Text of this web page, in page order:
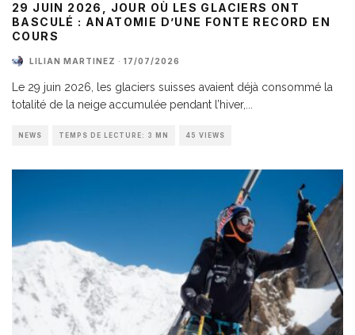
29 JUIN 2026, JOUR OÙ LES GLACIERS ONT
BASCULÉ : ANATOMIE D’UNE FONTE RECORD EN
COURS
LILIAN MARTINEZ · 17/07/2026
Le 29 juin 2026, les glaciers suisses avaient déjà consommé la
totalité de la neige accumulée pendant l’hiver,
NEWS TEMPS DE LECTURE: 3 MN 45 VIEWS